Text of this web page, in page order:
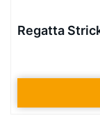
Regatta